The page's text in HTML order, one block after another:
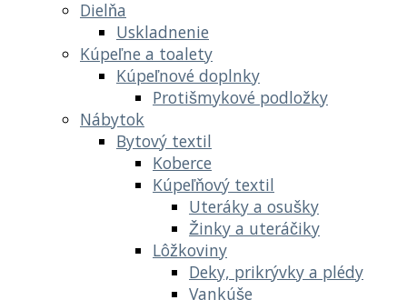
Dielňa
Uskladnenie
Kúpeľne a toalety
Kúpeľnové doplnky
Protišmykové podložky
Nábytok
Bytový textil
Koberce
Kúpeľňový textil
Uteráky a osušky
Žinky a uteráčiky
Lôžkoviny
Deky, prikrývky a plédy
Vankúše